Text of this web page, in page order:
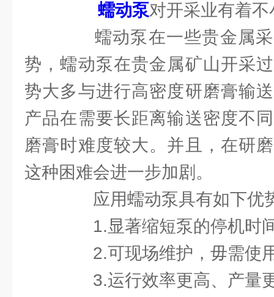
蠕动泵对开采业有着
蠕动泵在一些贵金属采
势，蠕动泵在贵金属矿山开采
势大多与进行高密度研磨膏输
产品在需要长距离输送密度不
磨膏时难度较大。并且，在研
这种困难会进一步加剧。
应用蠕动泵具有如下优
1.显著缩短泵的停机时
2.可现场维护，毋需使
3.运行效率更高、产量